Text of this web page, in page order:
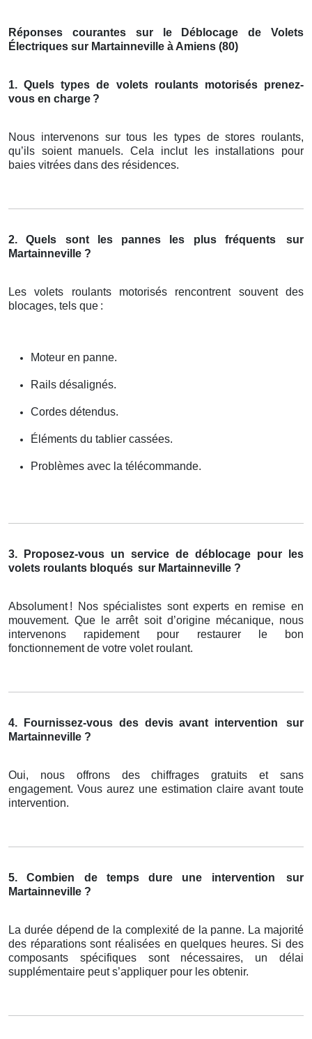
Réponses courantes sur le Déblocage de Volets
Électriques sur Martainneville à Amiens (80)
1. Quels types de volets roulants motorisés prenez-
vous en charge ?
Nous intervenons sur tous les types de stores roulants,
qu’ils soient manuels. Cela inclut les installations pour
baies vitrées dans des résidences.
2. Quels sont les pannes les plus fréquents
sur
Martainneville ?
Les volets roulants motorisés rencontrent souvent des
blocages, tels que :
Moteur en panne.
Rails désalignés.
Cordes détendus.
Éléments du tablier cassées.
Problèmes avec la télécommande.
3. Proposez-vous un service de déblocage pour les
volets roulants bloqués sur Martainneville ?
Absolument ! Nos spécialistes sont experts en remise en
mouvement. Que le arrêt soit d’origine mécanique, nous
intervenons rapidement pour restaurer le bon
fonctionnement de votre volet roulant.
4. Fournissez-vous des devis avant intervention
sur
Martainneville ?
Oui, nous offrons des chiffrages gratuits et sans
engagement. Vous aurez une estimation claire avant toute
intervention.
5. Combien de temps dure une intervention
sur
Martainneville ?
La durée dépend de la complexité de la panne. La majorité
des réparations sont réalisées en quelques heures. Si des
composants spécifiques sont nécessaires, un délai
supplémentaire peut s’appliquer pour les obtenir.